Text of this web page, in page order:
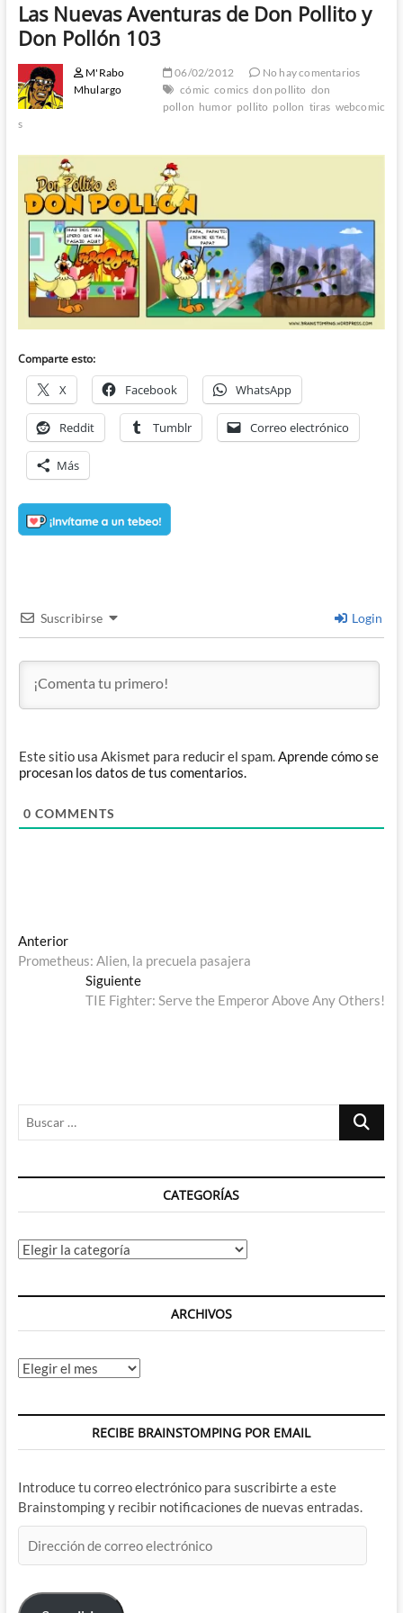
Las Nuevas Aventuras de Don Pollito y
Don Pollón 103
M'Rabo
Mhulargo
06/02/2012
No hay comentarios
cómic comics don pollito don
pollon humor pollito pollon tiras webcomic
s
Comparte esto:
X Facebook WhatsApp
Reddit Tumblr Correo electrónico
Más
Suscribirse Login
Este sitio usa Akismet para reducir el spam.Aprende cómo se
procesan los datos de tus comentarios.
0 COMMENTS
Navegación
de
entradas
AnteriorEntrada
anterior:
Prometheus: Alien, la precuela pasajera
SiguienteEntrada
siguiente:
TIE Fighter: Serve the Emperor Above Any Others!
Buscar
CATEGORÍAS
Categorías
ARCHIVOS
Archivos
RECIBE BRAINSTOMPING POR EMAIL
Introduce tu correo electrónico para suscribirte a este
Brainstomping y recibir notificaciones de nuevas entradas.
de
electrónico